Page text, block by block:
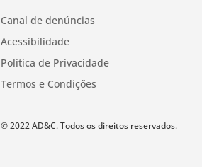
Canal de denúncias
Acessibilidade
Política de Privacidade
Termos e Condições
© 2022 AD&C. Todos os direitos reservados.